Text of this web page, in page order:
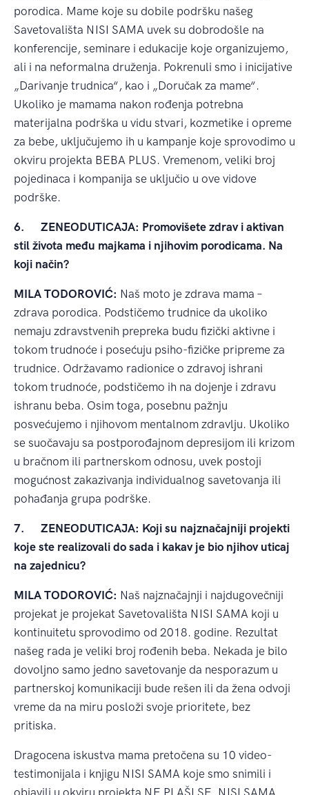
porodica. Mame koje su dobile podršku našeg
Savetovališta NISI SAMA uvek su dobrodošle na
konferencije, seminare i edukacije koje organizujemo,
ali i na neformalna druženja. Pokrenuli smo i inicijative
„Darivanje trudnica“, kao i „Doručak za mame“.
Ukoliko je mamama nakon rođenja potrebna
materijalna podrška u vidu stvari, kozmetike i opreme
za bebe, uključujemo ih u kampanje koje sprovodimo u
okviru projekta BEBA PLUS. Vremenom, veliki broj
pojedinaca i kompanija se uključio u ove vidove
podrške.
6. ZENEODUTICAJA: Promovišete zdrav i aktivan
stil života među majkama i njihovim porodicama. Na
koji način?
MILA TODOROVIĆ: Naš moto je zdrava mama –
zdrava porodica. Podstičemo trudnice da ukoliko
nemaju zdravstvenih prepreka budu fizički aktivne i
tokom trudnoće i posećuju psiho-fizičke pripreme za
trudnice. Održavamo radionice o zdravoj ishrani
tokom trudnoće, podstičemo ih na dojenje i zdravu
ishranu beba. Osim toga, posebnu pažnju
posvećujemo i njihovom mentalnom zdravlju. Ukoliko
se suočavaju sa postporođajnom depresijom ili krizom
u bračnom ili partnerskom odnosu, uvek postoji
mogućnost zakazivanja individualnog savetovanja ili
pohađanja grupa podrške.
7. ZENEODUTICAJA: Koji su najznačajniji projekti
koje ste realizovali do sada i kakav je bio njihov uticaj
na zajednicu?
MILA TODOROVIĆ: Naš najznačajnji i najdugovečniji
projekat je projekat Savetovališta NISI SAMA koji u
kontinuitetu sprovodimo od 2018. godine. Rezultat
našeg rada je veliki broj rođenih beba. Nekada je bilo
dovoljno samo jedno savetovanje da nesporazum u
partnerskoj komunikaciji bude rešen ili da žena odvoji
vreme da na miru posloži svoje prioritete, bez
pritiska.
Dragocena iskustva mama pretočena su 10 video-
testimonijala i knjigu NISI SAMA koje smo snimili i
objavili u okviru projekta NE PLAŠI SE, NISI SAMA.